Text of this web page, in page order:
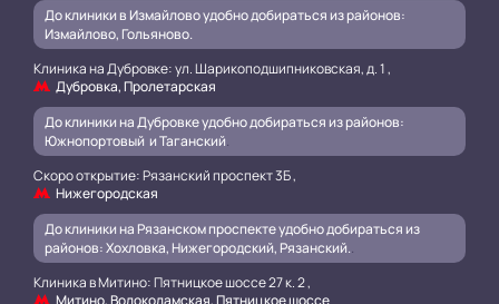
До клиники в Измайлово удобно добираться из районов:
Измайлово, Гольяново.
Клиника на Дубровке: ул. Шарикоподшипниковская, д. 1 ,
Дубровка, Пролетарская
До клиники на Дубровке удобно добираться из районов:
Южнопортовый и Таганский.
Скоро открытие: Рязанский проспект 3Б ,
Нижегородская
До клиники на Рязанском проспекте удобно добираться из
районов: Хохловка, Нижегородский, Рязанский..
Клиника в Митино: Пятницкое шоссе 27 к. 2 ,
Митино, Волоколамская, Пятницкое шоссе